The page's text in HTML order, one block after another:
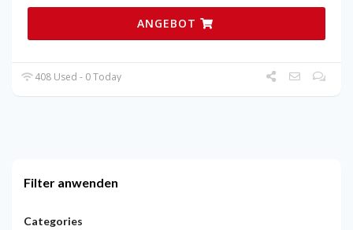
ANGEBOT
408 Used - 0 Today
Filter anwenden
Categories